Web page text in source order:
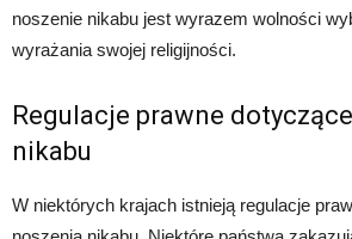
noszenie nikabu jest wyrazem wolności
wyrażania swojej religijności.
Regulacje prawne
nikabu
W niektórych krajach istnieją regulacje